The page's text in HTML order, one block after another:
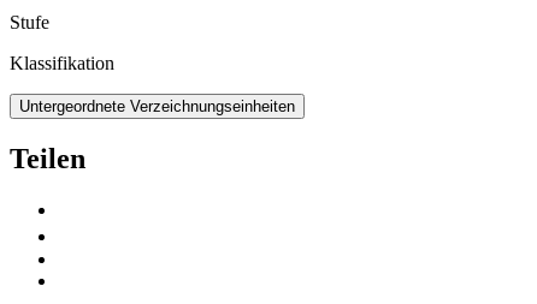
Stufe
Klassifikation
Untergeordnete Verzeichnungseinheiten
Teilen